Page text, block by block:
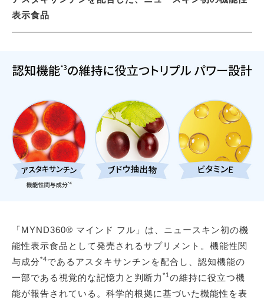
表示食品
「MYND360® マインド フル」は、ニュースキン初の機
能性表示食品として発売されるサプリメント。機能性関
与成分*4であるアスタキサンチンを配合し、認知機能の
一部である視覚的な記憶力と判断力 *1 の維持に役立つ機
能が報告されている。科学的根拠に基づいた機能性を表